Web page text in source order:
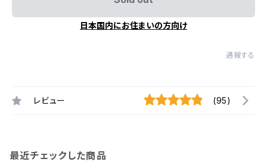
日本国内にお住まいの方向け
通報する
レビュー (95)
最近チェックした商品